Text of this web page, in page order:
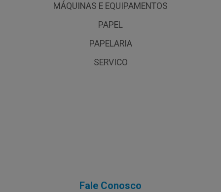
MÁQUINAS E EQUIPAMENTOS
PAPEL
PAPELARIA
SERVICO
Fale Conosco